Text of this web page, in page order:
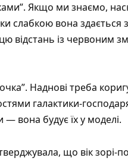
Якщо ми знаємо,
слабкою вона здається
відстань із червоним
Наднові треба
галактики-
вона будує їх у моделі.
що вік зорі-